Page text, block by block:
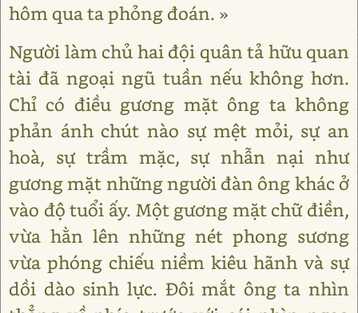
hôm qua ta phỏng đoán. »
Người làm chủ hai đội quân tả hữu quan
tài đã ngoại ngũ tuần nếu không hơn.
Chỉ có điều gương mặt ông ta không
phản ánh chút nào sự mệt mỏi, sự an
hoà, sự trầm mặc, sự nhẫn nại như
gương mặt những người đàn ông khác ở
vào độ tuổi ấy. Một gương mặt chữ điền,
vừa hằn lên những nét phong sương
vừa phóng chiếu niềm kiêu hãnh và sự
dồi dào sinh lực. Đôi mắt ông ta nhìn